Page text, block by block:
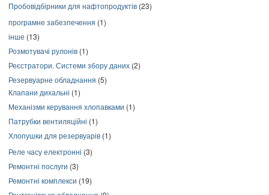
Пробовідбірники для нафтопродуктів (23)
програмне забезпечення (1)
інше (13)
Розмотувачі рулонів (1)
Реєстратори. Системи збору даних (2)
Резервуарне обладнання (5)
Клапани дихальні (1)
Механізми керування хлопавками (1)
Патрубки вентиляційні (1)
Хлопушки для резервуарів (1)
Реле часу електронні (3)
Ремонтні послуги (3)
Ремонтні комплекси (19)